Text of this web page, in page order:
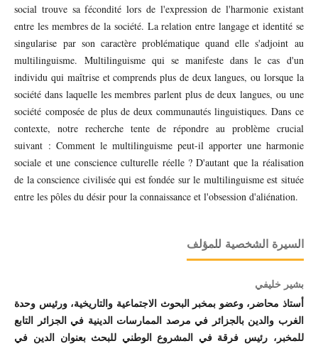
social trouve sa fécondité lors de l'expression de l'harmonie existant
entre les membres de la société. La relation entre langage et identité se
singularise par son caractère problématique quand elle s'adjoint au
multilinguisme. Multilinguisme qui se manifeste dans le cas d'un
individu qui maîtrise et comprends plus de deux langues, ou lorsque la
société dans laquelle les membres parlent plus de deux langues, ou une
société composée de plus de deux communautés linguistiques. Dans ce
contexte, notre recherche tente de répondre au problème crucial
suivant : Comment le multilinguisme peut-il apporter une harmonie
sociale et une conscience culturelle réelle ? D'autant que la réalisation
de la conscience civilisée qui est fondée sur le multilinguisme est située
entre les pôles du désir pour la connaissance et l'obsession d'aliénation.
السيرة الشخصية للمؤلف
بشير خليفي
أستاذ محاضر، وعضو بمخبر البحوث الاجتماعية والتاريخية، ورئيس وحدة
الغرب والدين بالجزائر في مرصد الممارسات الدينية في الجزائر التابع
للمخبر، رئيس فرقة في المشروع الوطني للبحث بعنوان الدين في